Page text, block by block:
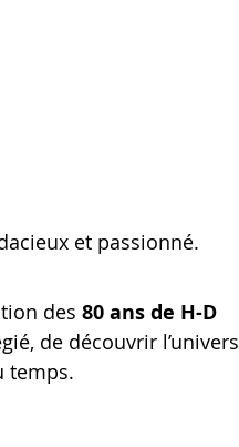
et passionné.
des 80 ans de H-D
de découvrir l’univers
temps.